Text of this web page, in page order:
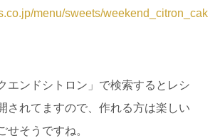
menu/sweets/
エンドシトロン」で検索するとレシ
されてますので、作れる方は楽しい
せそうですね。